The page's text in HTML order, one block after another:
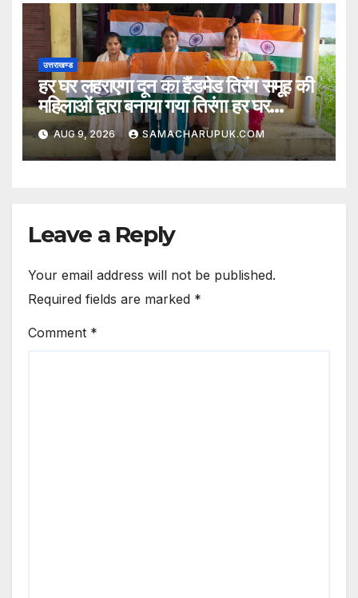
उत्तराखण्ड
हर घर लहराएगा दून का हैंडमेड तिरंग समूह की
महिलाओं द्वारा बनाया गया तिरंगा हर घर
लहराएगा
AUG 9, 2026 SAMACHARUPUK.COM
Leave a Reply
Your email address will not be published.
Required fields are marked *
Comment *